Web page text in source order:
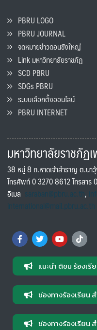
PBRU LOGO
PBRU JOURNAL
จดหมายข่าวดอนขังใหญ่
Link มหาวิทยาลัยราชภัฏ
SCD PBRU
SDGs PBRU
ระบบเลือกตั้งออนไลน์
PBRU INTERNET
มหาวิทยาลัยราชภัฏ
38 หมู่ 8 ถ.หาดเจ้าสำราญ ต.นา
โทรศัพท์ 0 3270 8612 โทรสาร
อีเมล saraban@pbru.ac.th,
international@mail.pbru.ac.th
แนะนำ ติชม ร้องเรี
ช่องทางร้องเรียน
ช่องทางร้องเรียน